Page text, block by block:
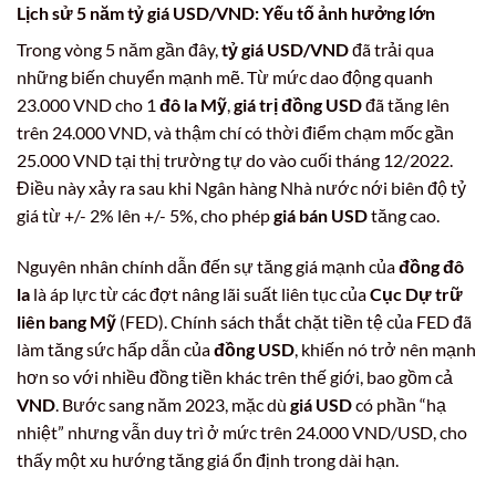
Lịch sử 5 năm tỷ giá USD/VND: Yếu tố ảnh hưởng lớn
Trong vòng 5 năm gần đây,tỷ giá USD/VNDđã trải qua
những biến chuyển mạnh mẽ. Từ mức dao động quanh
23.000 VND cho 1 đô la Mỹ,giá trị đồng USDđã tăng lên
trên 24.000 VND, và thậm chí có thời điểm chạm mốc gần
25.000 VND tại thị trường tự do vào cuối tháng 12/2022.
Điều này xảy ra sau khi Ngân hàng Nhà nước nới biên độ tỷ
giá từ +/- 2% lên +/- 5%, cho phépgiá bán USDtăng cao.
Nguyên nhân chính dẫn đến sự tăng giá mạnh củađồng đô
la là áp lực từ các đợt nâng lãi suất liên tục củaCục Dự trữ
liên bang Mỹ (FED). Chính sách thắt chặt tiền tệ của FED đã
làm tăng sức hấp dẫn củađồng USD , khiến nó trở nên mạnh
hơn so với nhiều đồng tiền khác trên thế giới, bao gồm cả
VND . Bước sang năm 2023, mặc dù giá USDcó phần “hạ
nhiệt” nhưng vẫn duy trì ở mức trên 24.000 VND/USD, cho
thấy một xu hướng tăng giá ổn định trong dài hạn.